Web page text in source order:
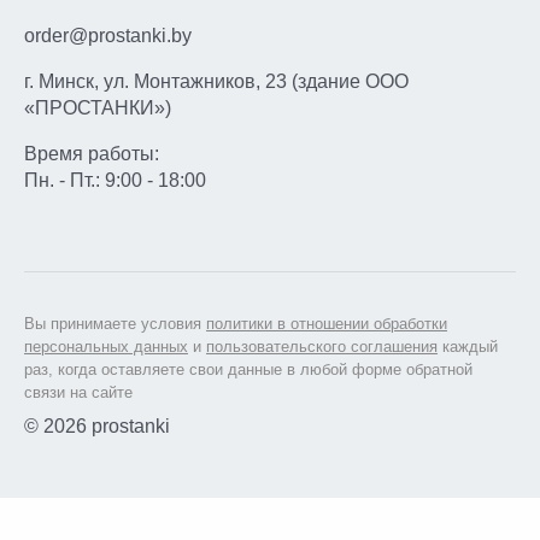
order@prostanki.by
г. Минск, ул. Монтажников, 23 (здание ООО
«ПРОСТАНКИ»)
Время работы:
Пн. - Пт.: 9:00 - 18:00
Вы принимаете условия политики в отношении обработки
персональных данных и пользовательского соглашения каждый
раз, когда оставляете свои данные в любой форме обратной
связи на сайте
© 2026 prostanki